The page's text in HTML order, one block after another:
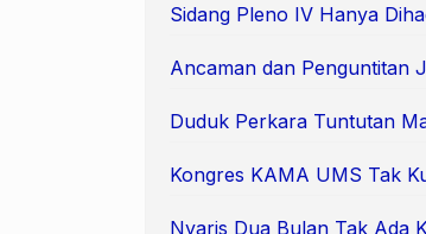
Sidang Pleno IV Hanya
Ancaman dan Penguntitan
Duduk Perkara Tuntutan
Kongres KAMA UMS Tak
Nyaris Dua Bulan Tak Ada